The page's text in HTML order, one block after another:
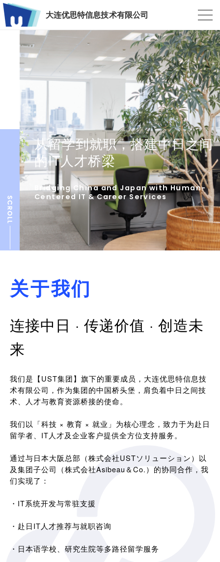
大连优思特信息技术有限公司
从留学到就职，搭建中日之间
的IT人才桥梁
Bridging China and Japan with Human-
Centered IT & Career Services
关于我们
连接中日 · 传递价值 · 创造未
来
我们是【UST集团】旗下的重要成员，大连优思特信息技
术有限公司，作为集团的中国桥头堡，肩负着中日之间技
术、人才与教育资源桥接的使命。
我们以「科技 × 教育 × 就业」为核心理念，致力于为赴日
留学者、IT人才及企业客户提供全方位支持服务。
通过与日本大阪总部（株式会社USTソリューション）以
及集团子公司（株式会社Asibeau＆Co.）的协同合作，我
们实现了：
・IT系统开发与常驻支援
・赴日IT人才推荐与就职咨询
・日本语学校、研究生院等多路径留学服务